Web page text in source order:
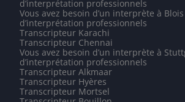
d’interprétation professionnels
Vous avez besoin d’un interprète à Blois
d’interprétation professionnels
Transcripteur Karachi
Transcripteur Chennai
Vous avez besoin d’un interprète à
d’interprétation professionnels
Transcripteur Alkmaar
Transcripteur Hyères
Transcripteur Mortsel